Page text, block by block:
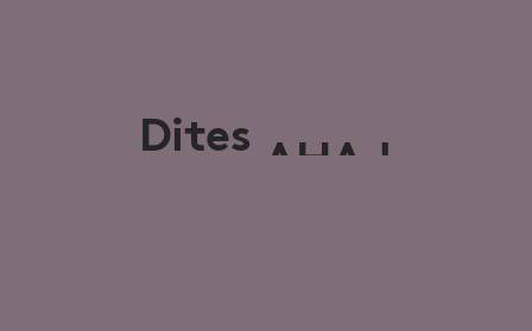
Dites AHA !